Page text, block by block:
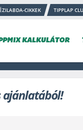
CIKKEK TIPPLAP
KALKULÁTOR
ajánlatából!